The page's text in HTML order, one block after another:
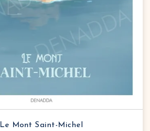
Le Mont Saint-Michel